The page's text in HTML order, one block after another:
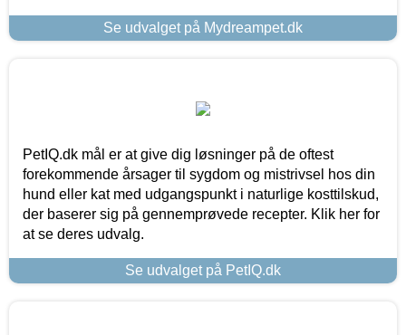
Se udvalget på Mydreampet.dk
PetIQ.dk mål er at give dig løsninger på de oftest
forekommende årsager til sygdom og mistrivsel hos din
hund eller kat med udgangspunkt i naturlige kosttilskud,
der baserer sig på gennemprøvede recepter. Klik her for
at se deres udvalg.
Se udvalget på PetIQ.dk